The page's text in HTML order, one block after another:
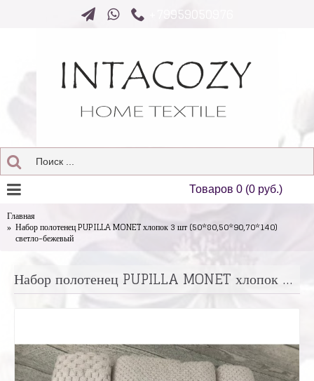
+79959050976
Товаров 0 (0 руб.)
Главная
Набор полотенец PUPILLA MONET хлопок 3 шт (50*80,50*90,70*140)
светло-бежевый
Набор полотенец PUPILLA MONET хлопок 3 шт (50*80,50*90,70*140) светло-бежевый